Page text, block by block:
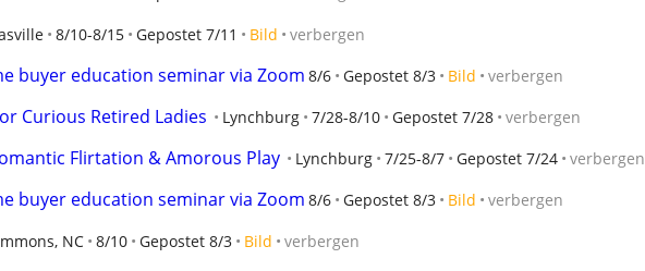
8/10-8/15 Gepostet 7/11 Bild verbergen
buyer education seminar via Zoom 8/6 Gepostet 8/3 Bild verbergen
Curious Retired Ladies Lynchburg 7/28-8/10 Gepostet 7/28 verbergen
Flirtation & Amorous Play Lynchburg 7/25-8/7 Gepostet 7/24 verbergen
buyer education seminar via Zoom 8/6 Gepostet 8/3 Bild verbergen
NC 8/10 Gepostet 8/3 Bild verbergen